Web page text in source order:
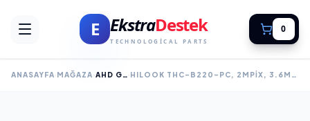
E EkstraDestek
TECHNOLOGICAL PARTS
0
ANASAYFA MAĞAZA AHD GÜVENLİK KAMERALARI HILOOK THC-B220-PC, 2MPIX, 3.6MM LENS, 40MT GECE GÖRÜŞÜ, IP66, OSD MENÜ, METAL AYAK, METAL GÜNEŞLIK, BULLET, BÜYÜK KAMERA